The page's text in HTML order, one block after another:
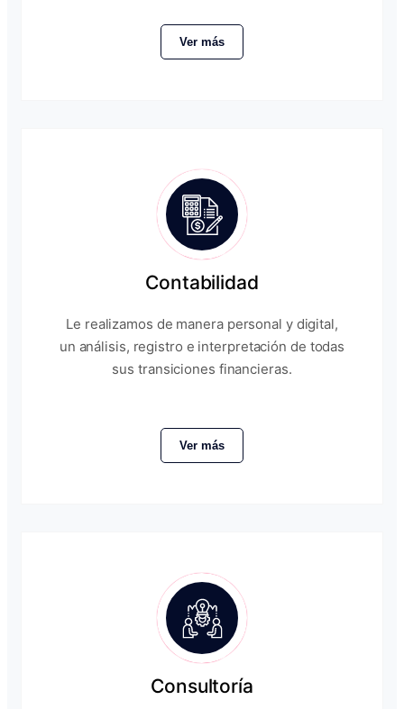
Ver más
Contabilidad
Le realizamos de manera personal y digital,
un análisis, registro e interpretación de todas
sus transiciones financieras.
Ver más
Consultoría